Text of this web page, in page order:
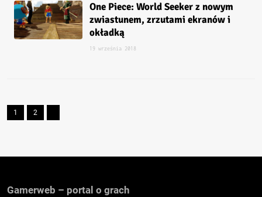
One Piece: World Seeker z nowym
zwiastunem, zrzutami ekranów i
okładką
19 września 2018
1 2
Gamerweb – portal o grach